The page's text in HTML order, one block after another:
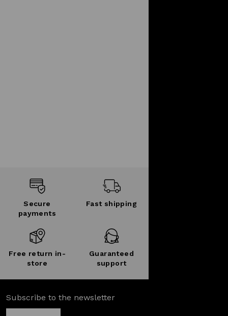
Secure
payments
Fast shipping
Free return in-
store
Guaranteed
support
Subscribe to the newsletter